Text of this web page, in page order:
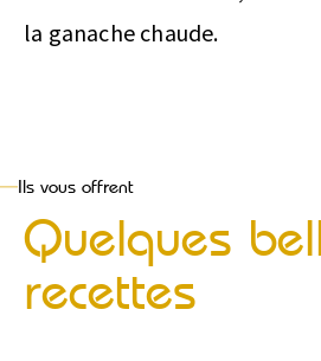
la ganache chaude.
Ils vous offrent
Quelques
recettes